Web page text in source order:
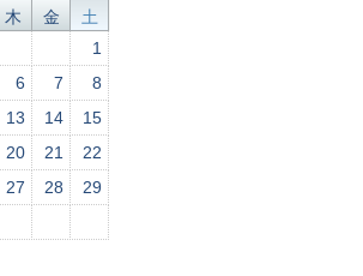
木 金
土
1
6 7
8
13 14
15
20 21
22
27 28
29